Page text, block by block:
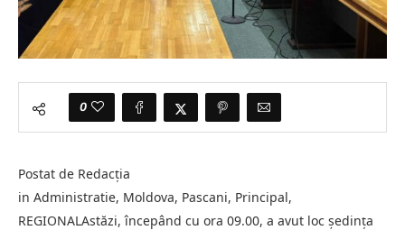
0
Postat de Redacția
in Administratie, Moldova, Pascani, Principal,
REGIONALAstăzi, începând cu ora 09.00, a avut loc ședința